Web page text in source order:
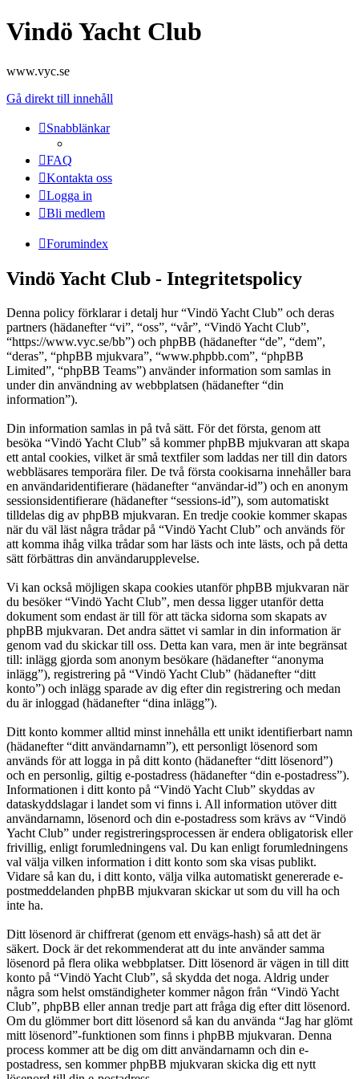
Vindö Yacht Club
www.vyc.se
Gå direkt till innehåll
Snabblänkar
FAQ
Kontakta oss
Logga in
Bli medlem
Forumindex
Vindö Yacht Club - Integritetspolicy
Denna policy förklarar i detalj hur “Vindö Yacht Club” och deras
partners (hädanefter “vi”, “oss”, “vår”, “Vindö Yacht Club”,
“https://www.vyc.se/bb”) och phpBB (hädanefter “de”, “dem”,
“deras”, “phpBB mjukvara”, “www.phpbb.com”, “phpBB
Limited”, “phpBB Teams”) använder information som samlas in
under din användning av webbplatsen (hädanefter “din
information”).
Din information samlas in på två sätt. För det första, genom att
besöka “Vindö Yacht Club” så kommer phpBB mjukvaran att skapa
ett antal cookies, vilket är små textfiler som laddas ner till din dators
webbläsares temporära filer. De två första cookisarna innehåller bara
en användaridentifierare (hädanefter “användar-id”) och en anonym
sessionsidentifierare (hädanefter “sessions-id”), som automatiskt
tilldelas dig av phpBB mjukvaran. En tredje cookie kommer skapas
när du väl läst några trådar på “Vindö Yacht Club” och används för
att komma ihåg vilka trådar som har lästs och inte lästs, och på detta
sätt förbättras din användarupplevelse.
Vi kan också möjligen skapa cookies utanför phpBB mjukvaran när
du besöker “Vindö Yacht Club”, men dessa ligger utanför detta
dokument som endast är till för att täcka sidorna som skapats av
phpBB mjukvaran. Det andra sättet vi samlar in din information är
genom vad du skickar till oss. Detta kan vara, men är inte begränsat
till: inlägg gjorda som anonym besökare (hädanefter “anonyma
inlägg”), registrering på “Vindö Yacht Club” (hädanefter “ditt
konto”) och inlägg sparade av dig efter din registrering och medan
du är inloggad (hädanefter “dina inlägg”).
Ditt konto kommer alltid minst innehålla ett unikt identifierbart namn
(hädanefter “ditt användarnamn”), ett personligt lösenord som
används för att logga in på ditt konto (hädanefter “ditt lösenord”)
och en personlig, giltig e-postadress (hädanefter “din e-postadress”).
Informationen i ditt konto på “Vindö Yacht Club” skyddas av
dataskyddslagar i landet som vi finns i. All information utöver ditt
användarnamn, lösenord och din e-postadress som krävs av “Vindö
Yacht Club” under registreringsprocessen är endera obligatorisk eller
frivillig, enligt forumledningens val. Du kan enligt forumledningens
val välja vilken information i ditt konto som ska visas publikt.
Vidare så kan du, i ditt konto, välja vilka automatiskt genererade e-
postmeddelanden phpBB mjukvaran skickar ut som du vill ha och
inte ha.
Ditt lösenord är chiffrerat (genom ett envägs-hash) så att det är
säkert. Dock är det rekommenderat att du inte använder samma
lösenord på flera olika webbplatser. Ditt lösenord är vägen in till ditt
konto på “Vindö Yacht Club”, så skydda det noga. Aldrig under
några som helst omständigheter kommer någon från “Vindö Yacht
Club”, phpBB eller annan tredje part att fråga dig efter ditt lösenord.
Om du glömmer bort ditt lösenord så kan du använda “Jag har glömt
mitt lösenord”-funktionen som finns i phpBB mjukvaran. Denna
process kommer att be dig om ditt användarnamn och din e-
postadress, sen kommer phpBB mjukvaran skicka dig ett nytt